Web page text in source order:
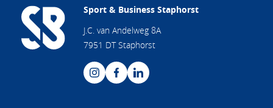
Sport & Business Staphorst
J.C. van Andelweg 8A
7951 DT Staphorst